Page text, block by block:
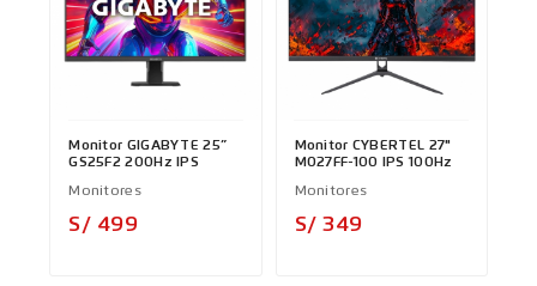
Monitor GIGABYTE 25”
GS25F2 200Hz IPS
Monitores
S/ 499
Monitor CYBERTEL 27"
MO27FF-100 IPS 100Hz
Monitores
S/ 349